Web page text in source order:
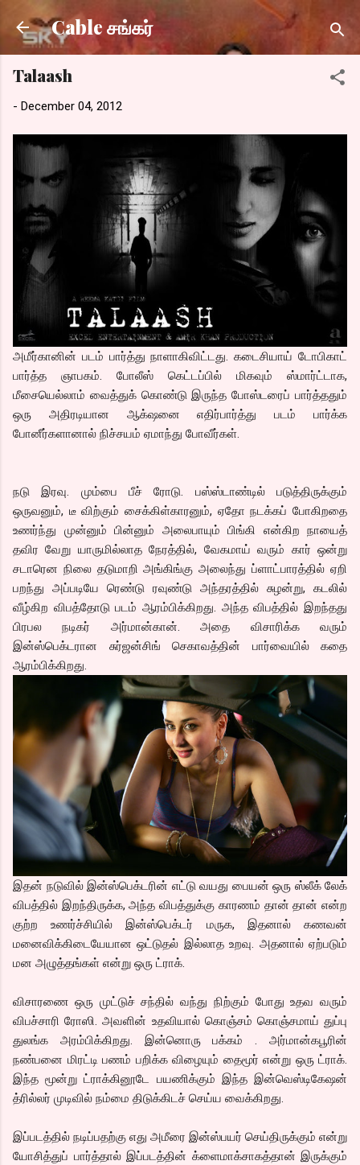
Skip to main content
Cable சங்கர்
Talaash
- December 04, 2012
அமீர்கானின் படம் பார்த்து நாளாகிவிட்டது. கடைசியாய் டோபிகாட்
பார்த்த ஞாபகம். போலீஸ் கெட்டப்பில் மிகவும் ஸ்மார்ட்டாக,
மீசையெல்லாம் வைத்துக் கொண்டு இருந்த போஸ்டரைப் பார்த்ததும்
ஒரு அதிரடியான ஆக்‌ஷனை எதிர்பார்த்து படம் பார்க்க
போனீர்களானால் நிச்சயம் ஏமாந்து போவீர்கள்.
நடு இரவு. மும்பை பீச் ரோடு. பஸ்ஸ்டாண்டில் படுத்திருக்கும்
ஒருவனும், டீ விற்கும் சைக்கிள்காரனும், ஏதோ நடக்கப் போகிறதை
உணர்ந்து முன்னும் பின்னும் அலைபாயும் பிங்கி என்கிற நாயைத்
தவிர வேறு யாருமில்லாத நேரத்தில், வேகமாய் வரும் கார் ஒன்று
சடாரென நிலை தடுமாறி அங்கிங்கு அலைந்து ப்ளாட்பாரத்தில் ஏறி
பறந்து அப்படியே ரெண்டு ரவுண்டு அந்தரத்தில் சுழன்று, கடலில்
வீழ்கிற விபத்தோடு படம் ஆரம்பிக்கிறது. அந்த விபத்தில் இறந்தது
பிரபல நடிகர் அர்மான்கான். அதை விசாரிக்க வரும்
இன்ஸ்பெக்டரான சுர்ஜன்சிங் செகாவத்தின் பார்வையில் கதை
ஆரம்பிக்கிறது.
இதன் நடுவில் இன்ஸ்பெக்டரின் எட்டு வயது பையன் ஒரு ஸ்லீக் லேக்
விபத்தில் இறந்திருக்க, அந்த விபத்துக்கு காரணம் தான் தான் என்ற
குற்ற உணர்ச்சியில் இன்ஸ்பெக்டர் மருக, இதனால் கணவன்
மனைவிக்கிடையேயான ஒட்டுதல் இல்லாத உறவு. அதனால் ஏற்படும்
மன அழுத்தங்கள் என்று ஒரு ட்ராக்.
விசாரணை ஒரு முட்டுச் சந்தில் வந்து நிற்கும் போது உதவ வரும்
விபச்சாரி ரோஸி. அவளின் உதவியால் கொஞ்சம் கொஞ்சமாய் துப்பு
துலங்க அரம்பிக்கிறது. இன்னொரு பக்கம் . அர்மான்கபூரின்
நண்பனை மிரட்டி பணம் பறிக்க விழையும் தைமூர் என்று ஒரு ட்ராக்.
இந்த மூன்று ட்ராக்கினூடே பயணிக்கும் இந்த இன்வெஸ்டிகேஷன்
த்ரில்லர் முடிவில் நம்மை திடுக்கிடச் செய்ய வைக்கிறது.
இப்படத்தில் நடிப்பதற்கு எது அமீரை இன்ஸ்பயர் செய்திருக்கும் என்று
யோசித்துப் பார்த்தால் இப்படத்தின் க்ளைமாக்சாகத்தான் இருக்கும்